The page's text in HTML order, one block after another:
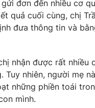
đơn đến nhiều cơ
quả cuối cùng, chị
đưa thông tin và
nhận được rất nhiều
Tuy nhiên, người mẹ
những phiền toái
mình.